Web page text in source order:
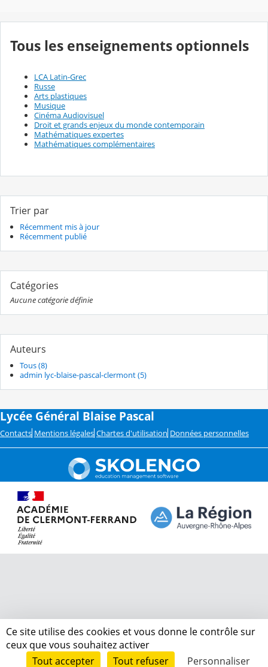
Tous les enseignements optionnels
LCA Latin-Grec
Russe
Arts plastiques
Musique
Cinéma Audiovisuel
Droit et grands enjeux du monde contemporain
Mathématiques expertes
Mathématiques complémentaires
Trier par
Récemment mis à jour
Récemment publié
Catégories
Aucune catégorie définie
Auteurs
Tous (8)
admin lyc-blaise-pascal-clermont (5)
Lycée Général Blaise Pascal
Contacts Mentions légales Chartes d'utilisation Données personnelles
Ce site utilise des cookies et vous donne le contrôle sur
ceux que vous souhaitez activer
Tout accepter
Tout refuser Personnaliser